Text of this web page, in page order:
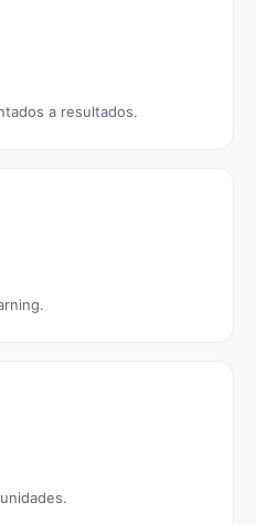
a resultados.